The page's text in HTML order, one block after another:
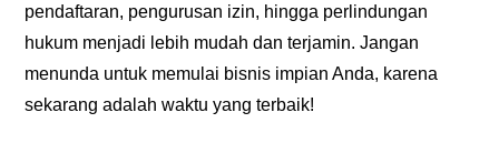
pendaftaran, pengurusan izin, hingga perlindungan
hukum menjadi lebih mudah dan terjamin. Jangan
menunda untuk memulai bisnis impian Anda, karena
sekarang adalah waktu yang terbaik!